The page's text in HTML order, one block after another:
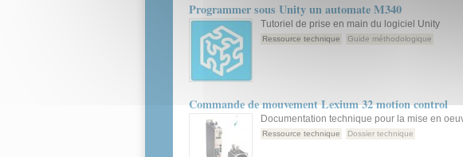
Programmer sous Unity un automate M340
Tutoriel de prise en main du logiciel Unity
Ressource technique Guide méthodologique
Commande de mouvement Lexium 32 motion control
Documentation technique pour la mise en
Ressource technique Dossier technique